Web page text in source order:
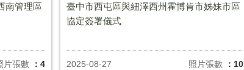
南管理區
片張數 ：4
臺中市西屯區與紐澤西州霍博肯市姊妹市區
協定簽署儀式
2025-08-27 照片張數 ：10